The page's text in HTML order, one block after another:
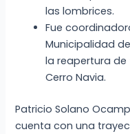
las lombrices.
Fue
Municipalidad
la reapertura de
Cerro Navia.
Patricio Solano
cuenta con una